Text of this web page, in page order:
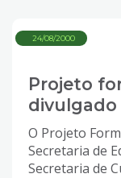
24/08/2000
Projeto
divulgado
O Projeto
Secretaria de
Secretaria de